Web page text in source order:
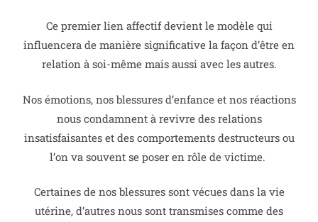
Ce premier lien affectif devient le modèle qui
influencera de manière significative la façon d’être en
relation à soi-même mais aussi avec les autres.
Nos émotions, nos blessures d’enfance et nos réactions
nous condamnent à revivre des relations
insatisfaisantes et des comportements destructeurs ou
l’on va souvent se poser en rôle de victime.
Certaines de nos blessures sont vécues dans la vie
utérine, d’autres nous sont transmises comme des